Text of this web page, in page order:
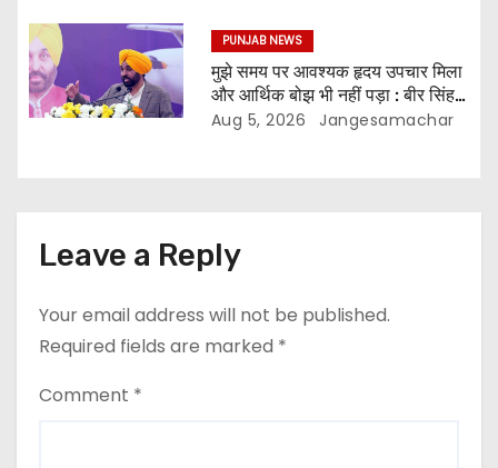
PUNJAB NEWS
मुझे समय पर आवश्यक हृदय उपचार मिला
और आर्थिक बोझ भी नहीं पड़ा : बीर सिंह,
लाभार्थी
Aug 5, 2026 Jangesamachar
Leave a Reply
Your email address will not be published.
Required fields are marked *
Comment *